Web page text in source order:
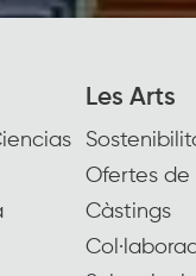
Les Arts
Ofertes de
Càstings